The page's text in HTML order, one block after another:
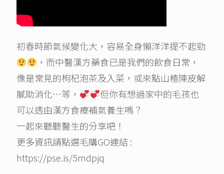
初春時節氣候變化大，容易全身懶洋洋提不起勁
，而中醫漢方藥食已是我們的飲食日常，
像是常見的枸杞泡茶及入菜，或來點山楂陳皮解
膩助消化…等，
但你有想過家中的毛孩也
可以透由漢方食療補氣養生嗎？
一起來聽聽醫生的分享吧！
更多資訊請點選毛購GO連結 :
https://pse.is/5mdpjq